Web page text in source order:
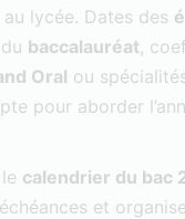
lycée. Dates des
baccalauréat,
Oral ou
pour aborder
calendrier du bac
et